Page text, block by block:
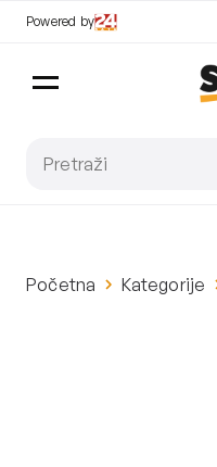
Powered by
Početna Kategorije